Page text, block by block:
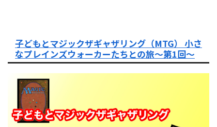
子どもとマジックザギャザリング（MTG） 小さ
なプレインズウォーカーたちとの旅〜第1回〜